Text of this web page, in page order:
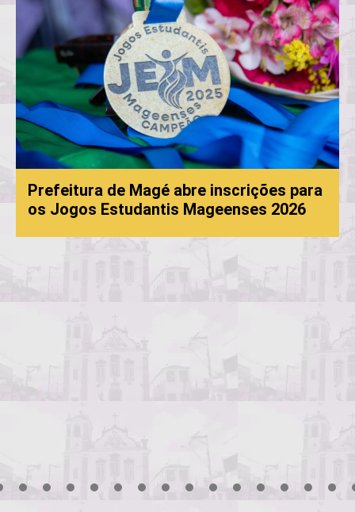
Prefeitura de Magé abre inscrições para
os Jogos Estudantis Mageenses 2026